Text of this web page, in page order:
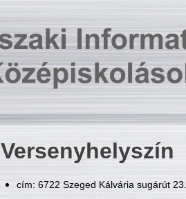
Versenyhelyszín
cím: 6722 Szeged Kálvária sugárút